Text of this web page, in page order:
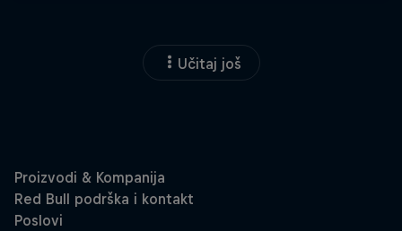
Učitaj još